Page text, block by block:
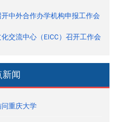
中外合作办学机构申报工作会
交流中心（EICC）召开工作会
新闻
重庆大学